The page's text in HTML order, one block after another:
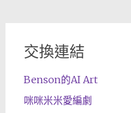
交換連結
Benson的AI Art
咪咪米米愛編劇